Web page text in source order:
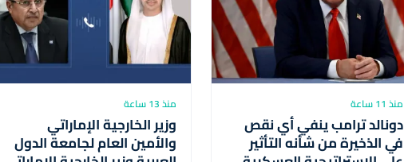
منذ 11 ساعة
دونالد ترامب ينفي أي نقص
في الذخيرة من شأنه التأثير
منذ 13 ساعة
وزير الخارجية الإماراتي
والأمين العام لجامعة الدول